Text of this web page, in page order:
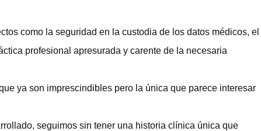
como la seguridad en la custodia de los datos médicos, el
profesional apresurada y carente de la necesaria
ya son imprescindibles pero la única que parece interesar
seguimos sin tener una historia clínica única que